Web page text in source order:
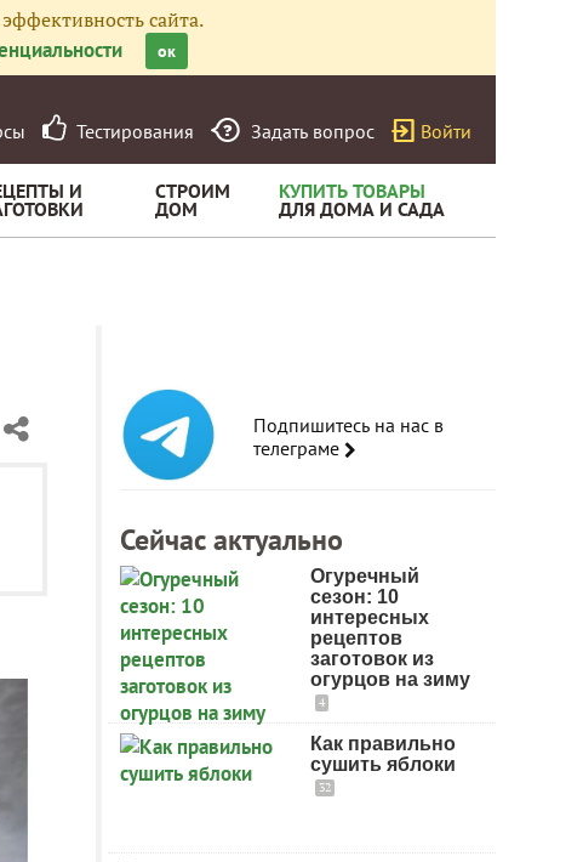
сайта.
ок
Тестирования Задать вопрос Войти
И СТРОИМ
ДОМ
КУПИТЬ ТОВАРЫ
ДЛЯ ДОМА И САДА
Подпишитесь на нас в
телеграме
Сейчас актуально
Огуречный
сезон: 10
интересных
рецептов
заготовок из
огурцов на зиму
4
Как правильно
сушить яблоки
32